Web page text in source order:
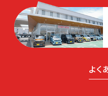
よく